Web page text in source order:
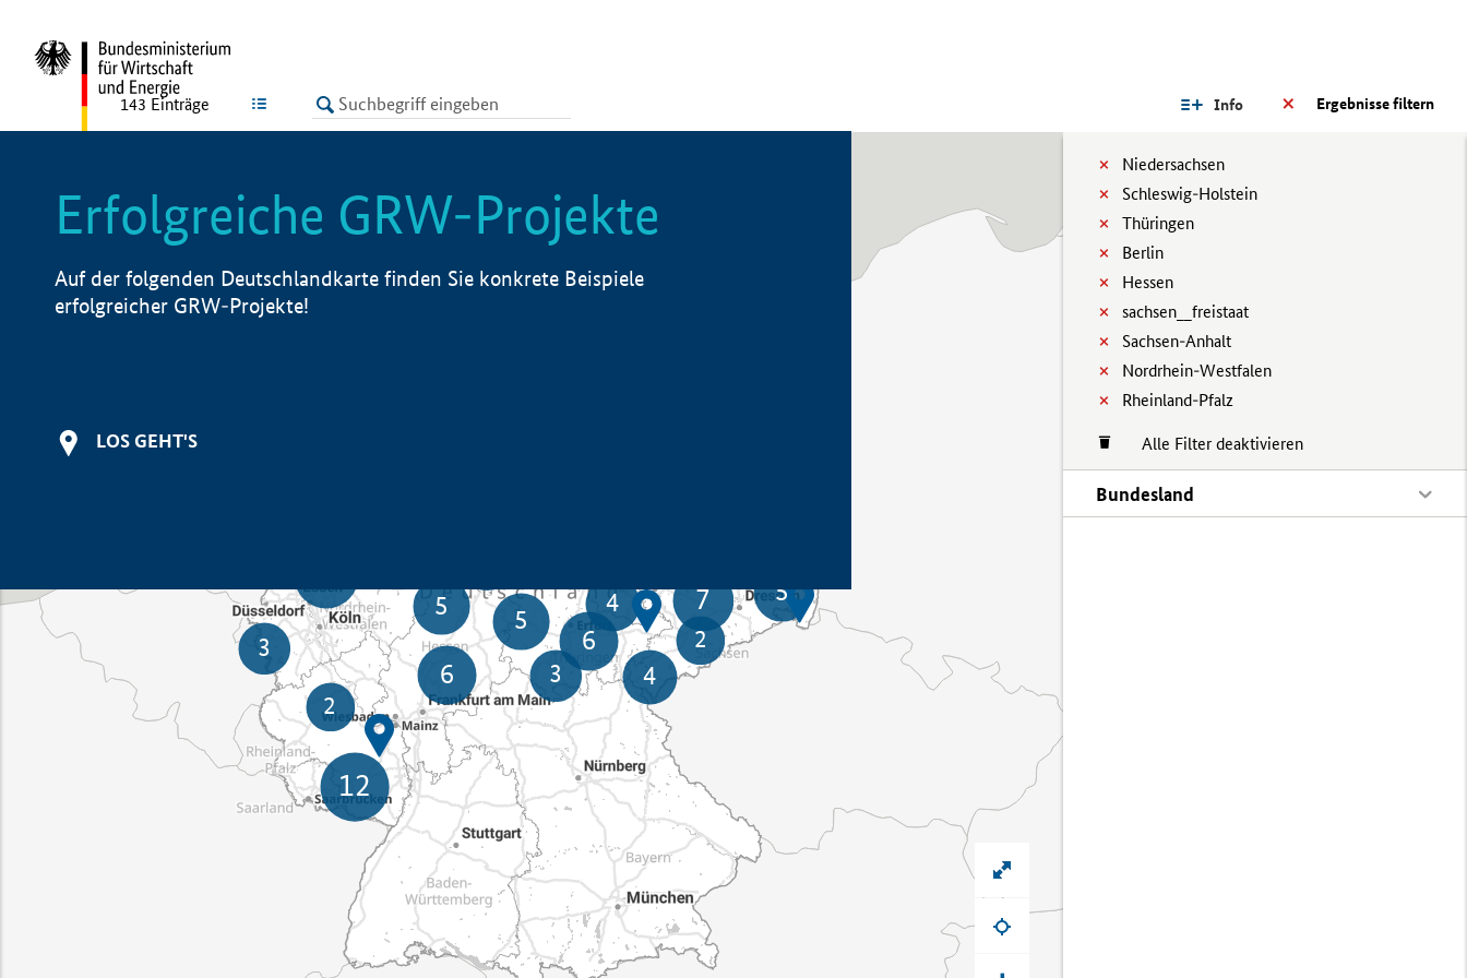
LISTE Ergebnisse filtern
Info
Niedersachsen
Schleswig-Holstein
Thüringen
Berlin
Hessen
sachsen__freistaat
Sachsen-Anhalt
Nordrhein-Westfalen
Rheinland-Pfalz
Alle Filter deaktivieren
Bundesland
143 Einträge
Erfolgreiche GRW-Projekte
Auf der folgenden Deutschlandkarte finden Sie konkrete Beispiele
erfolgreicher GRW-Projekte!
LOS GEHT'S